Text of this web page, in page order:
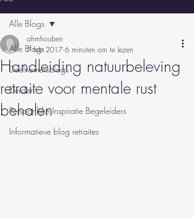
Alle Blogs
Deelnemersblogs
Derden
Persoonlijke Inspiratie Begeleiders
Informatieve blog retraites
Alle Blogs
Handleiding natuurbeleving
retraite voor mentale rust
behalen
ahmhouben
7 feb 2017 6 minuten om te lezen